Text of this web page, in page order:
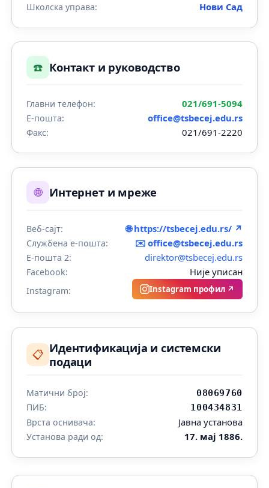
Школска управа: Нови Сад
☎️ Контакт и руководство
Главни телефон: 021/691-5094
Е-пошта: office@tsbecej.edu.rs
Факс: 021/691-2220
🌐 Интернет и мреже
Веб-сајт: 🌐 https://tsbecej.edu.rs/ ↗
Службена е-пошта: ✉️ office@tsbecej.edu.rs
Е-пошта 2: direktor@tsbecej.edu.rs
Facebook: Није уписан
Instagram: Instagram профил ↗
📋 Идентификација и системски
подаци
Матични број: 08069760
ПИБ: 100434831
Врста оснивача: Јавна установа
Установа ради од: 17. мај 1886.